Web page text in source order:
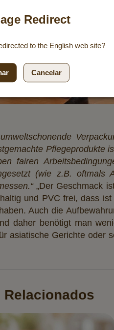
Pflegeprodukte
fairen
(wie z.B.
„Der Geschmack
und PVC frei, dass
Auch die
daher benötigt man
asiatische Gerichte oder
Redirect
to the English web site?
Cancelar